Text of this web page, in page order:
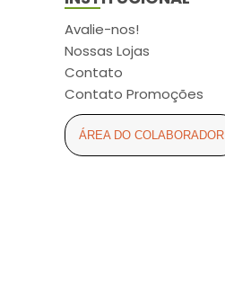
AYMORE (4)
BABY SEC (6)
BALDACCI (4)
BAUDUCCO (2)
BAUSCH LOMB (1)
Avalie-nos!
Nossas Lojas
Contato
Contato Promoções
ÁREA DO COLABORADOR